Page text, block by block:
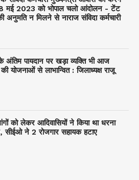
मई 2023 को भोपाल चलो आंदोलन - टेंट
अनुमति न मिलने से नाराज संविदा कर्मचारी
अंतिम पायदान पर‌ खड़ा व्यक्ति भी आज
योजनाओं से लाभान्वित : जिलाध्यक्ष राजू
को लेकर आदिवासियों ने किया था धरना
सीईओ ने 2 रोजगार सहायक हटाए